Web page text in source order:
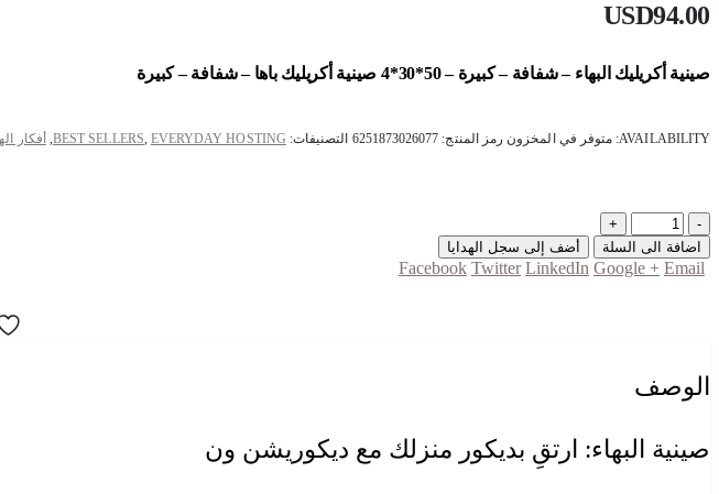
USD94.00
صينية أكريليك البهاء – شفافة – كبيرة – 50*30*4 صينية أكريليك باها – شفافة – كبيرة
AVAILABILITY: متوفر في المخزون رمز المنتج: 6251873026077 التصنيفات: BEST SELLERS, EVERYDAY HOSTING
, أفكار
-
+
اضافة الى السلة
أضف إلى سجل الهدايا
Facebook Twitter LinkedIn Google + Email
الوصف
صينية البهاء: ارتقِ بديكور منزلك مع ديكوريشن ون